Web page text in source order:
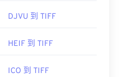
DJVU 到 TIFF
HEIF 到 TIFF
ICO 到 TIFF